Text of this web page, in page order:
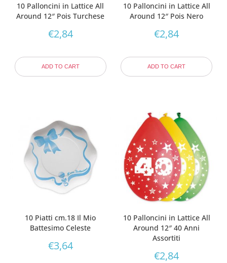
10 Palloncini in Lattice All
Around 12″ Pois Turchese
€2,84
ADD TO CART
10 Palloncini in Lattice All
Around 12″ Pois Nero
€2,84
ADD TO CART
10 Piatti cm.18 Il Mio
Battesimo Celeste
€3,64
10 Palloncini in Lattice All
Around 12″ 40 Anni
Assortiti
€2,84